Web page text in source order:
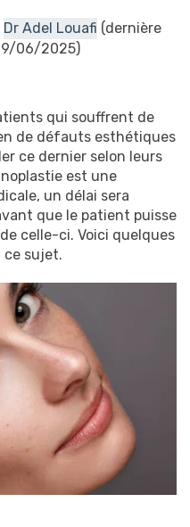
Dr Adel Louafi (dernière
06/2025)
qui souffrent de
de défauts esthétiques
ce dernier selon leurs
est une
un délai sera
que le patient puisse
celle-ci. Voici quelques
ce sujet.